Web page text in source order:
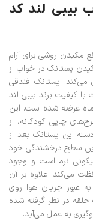
بیبی لند کد
مکیدن روشی برای آرام
پستانک در خواب از
می‌کند. پستانک فندقی
یکی از محصولات با کیفیت برند بیبی لند
است که در رنگ‌های متنوع برای نوزادان 6 تا 18 ماه عرضه شده است. این
چاپی کودکانه، از
این پستانک بعد از
سطح درخشندگی خود
نرم است و وجود
می‌کند. علاوه بر آن
عبور جریان هوا روی
در نظر گرفته شده
به عمل می‌آید.